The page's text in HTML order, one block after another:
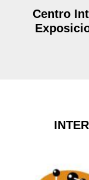
Centro